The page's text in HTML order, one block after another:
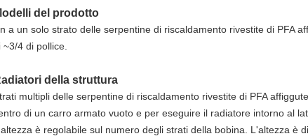
del prodotto
a un solo strato delle serpentine di riscaldamento rivestite di PFA
~3/4 di pollice.
della struttura
multipli delle serpentine di riscaldamento rivestite di PFA
di un carro armato vuoto e per eseguire il radiatore intorno al
è regolabile sul numero degli strati della bobina. L'altezza è